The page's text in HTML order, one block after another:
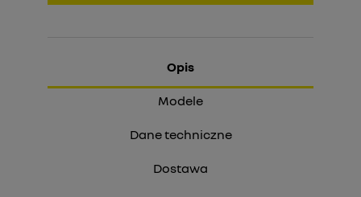
Opis
Modele
Dane techniczne
Dostawa